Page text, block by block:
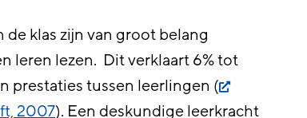
de klas zijn van groot belang
leren lezen. Dit verklaart 6% tot
prestaties tussen leerlingen (
2007). Een deskundige leerkracht